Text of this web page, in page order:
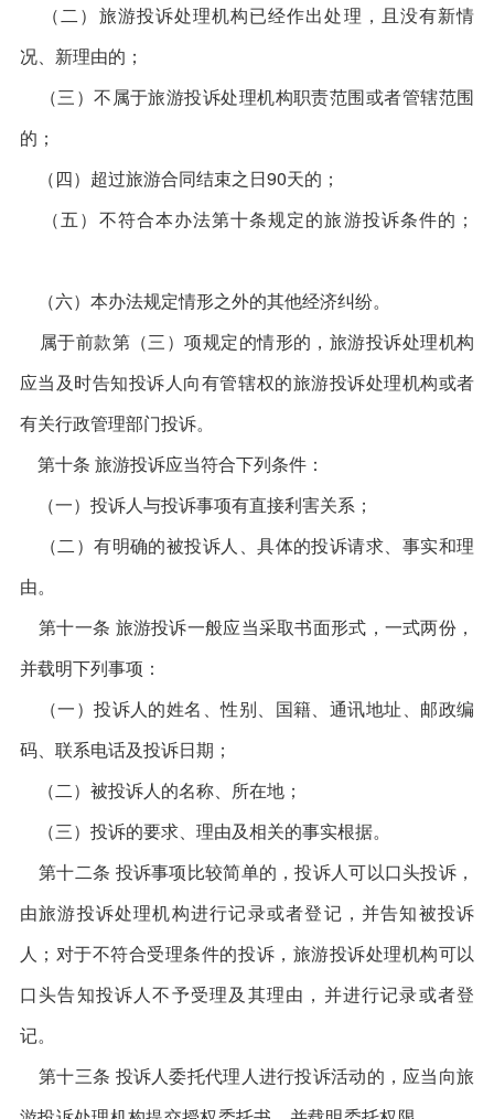
（二）旅游投诉处理机构已经作出处理，且没有新情
况、新理由的；
（三）不属于旅游投诉处理机构职责范围或者管辖范围
的；
（四）超过旅游合同结束之日90天的；
（五）不符合本办法第十条规定的旅游投诉条件的；
（六）本办法规定情形之外的其他经济纠纷。
属于前款第（三）项规定的情形的，旅游投诉处理机构
应当及时告知投诉人向有管辖权的旅游投诉处理机构或者
有关行政管理部门投诉。
第十条 旅游投诉应当符合下列条件：
（一）投诉人与投诉事项有直接利害关系；
（二）有明确的被投诉人、具体的投诉请求、事实和理
由。
第十一条 旅游投诉一般应当采取书面形式，一式两份，
并载明下列事项：
（一）投诉人的姓名、性别、国籍、通讯地址、邮政编
码、联系电话及投诉日期；
（二）被投诉人的名称、所在地；
（三）投诉的要求、理由及相关的事实根据。
第十二条 投诉事项比较简单的，投诉人可以口头投诉，
由旅游投诉处理机构进行记录或者登记，并告知被投诉
人；对于不符合受理条件的投诉，旅游投诉处理机构可以
口头告知投诉人不予受理及其理由，并进行记录或者登
记。
第十三条 投诉人委托代理人进行投诉活动的，应当向旅